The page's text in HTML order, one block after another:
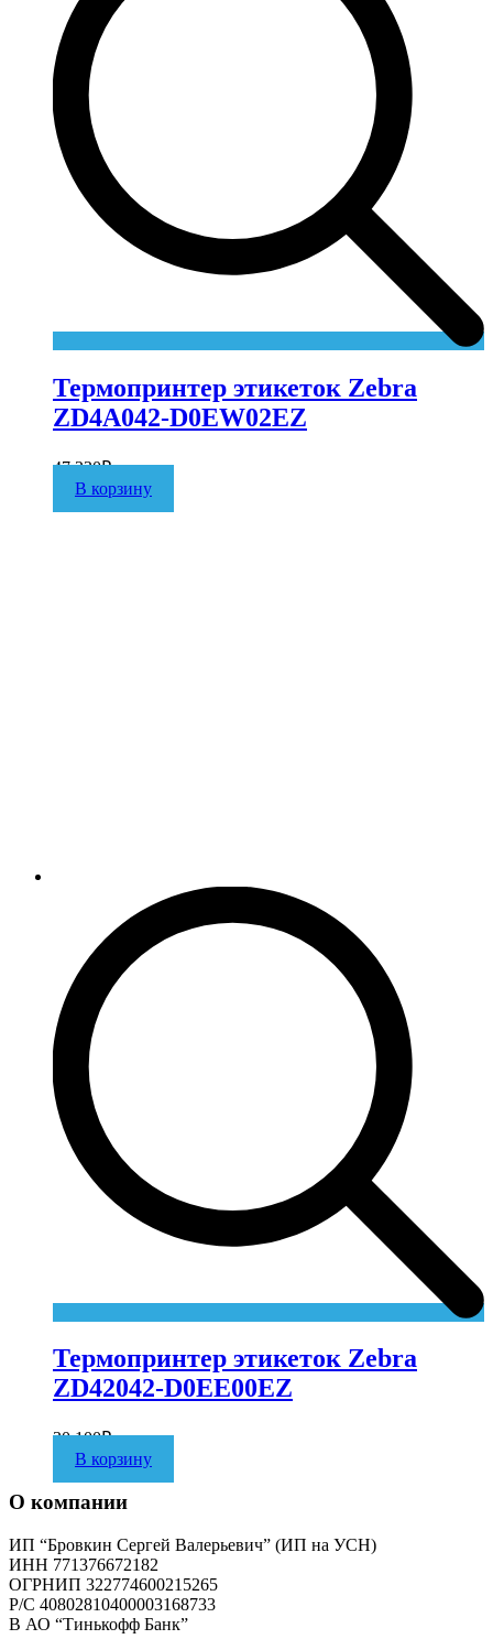
Термопринтер этикеток Zebra
ZD4A042-D0EW02EZ
47 230₽
В корзину
Термопринтер этикеток Zebra
ZD42042-D0EE00EZ
30 100₽
В корзину
О компании
ИП “Бровкин Сергей Валерьевич” (ИП на УСН)
ИНН 771376672182
ОГРНИП 322774600215265
P/C 40802810400003168733
В АО “Тинькофф Банк”